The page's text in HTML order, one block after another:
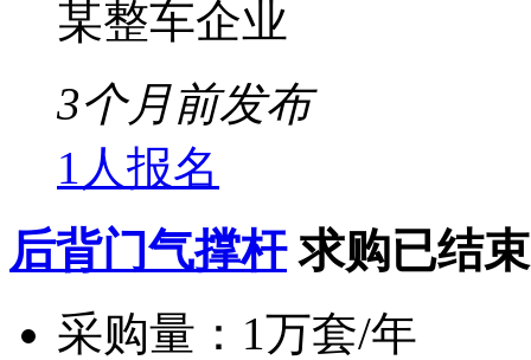
某整车企业
3个月前发布
1人报名
后背门气撑杆 求购已结束
采购量： 1万套/年